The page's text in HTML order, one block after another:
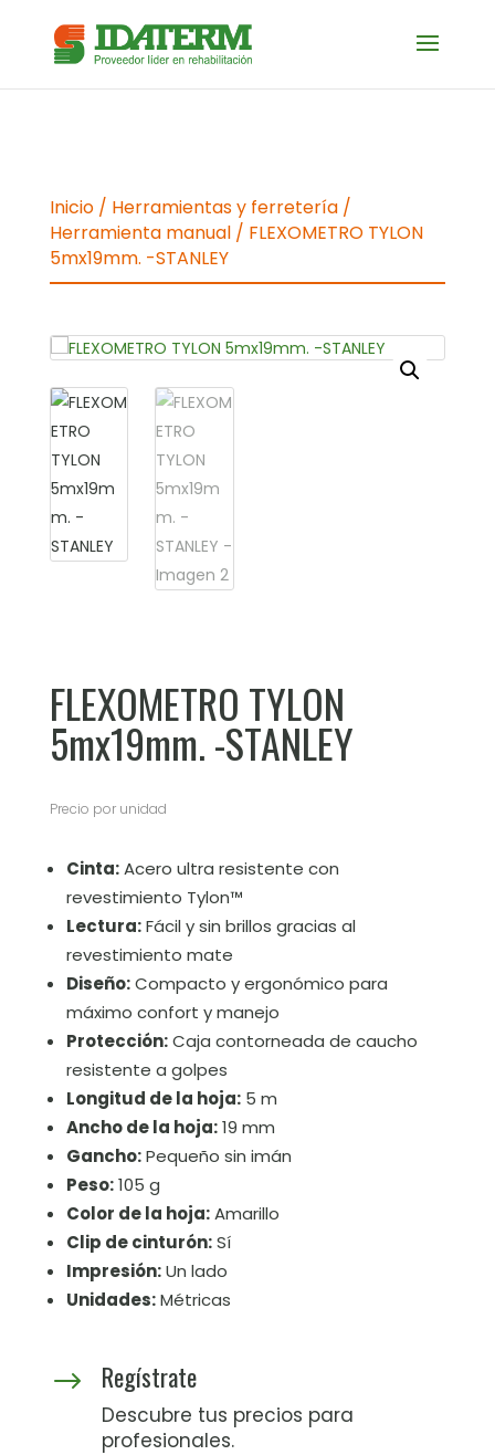
Inicio/ Herramientas y ferretería/
Herramienta manual/ FLEXOMETRO TYLON
5mx19mm. -STANLEY
FLEXOMETRO TYLON
5mx19mm. -STANLEY
Precio por unidad
Cinta:Acero ultra resistente con
revestimiento Tylon™
Lectura:Fácil y sin brillos gracias al
revestimiento mate
Diseño:Compacto y ergonómico para
máximo confort y manejo
Protección:Caja contorneada de caucho
resistente a golpes
Longitud de la hoja:5 m
Ancho de la hoja:19 mm
Gancho:Pequeño sin imán
Peso:105 g
Color de la hoja:Amarillo
Clip de cinturón:Sí
Impresión:Un lado
Unidades:Métricas
$ Regístrate
Descubre tus precios para
profesionales.